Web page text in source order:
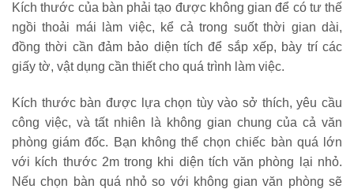
Kích thước của bàn phải tạo được không gian để có tư thế
ngồi thoải mái làm việc, kể cả trong suốt thời gian dài,
đồng thời cần đảm bảo diện tích để sắp xếp, bày trí các
giấy tờ, vật dụng cần thiết cho quá trình làm việc.
Kích thước bàn được lựa chọn tùy vào sở thích, yêu cầu
công việc, và tất nhiên là không gian chung của cả văn
phòng giám đốc. Bạn không thể chọn chiếc bàn quá lớn
với kích thước 2m trong khi diện tích văn phòng lại nhỏ.
Nếu chọn bàn quá nhỏ so với không gian văn phòng sẽ